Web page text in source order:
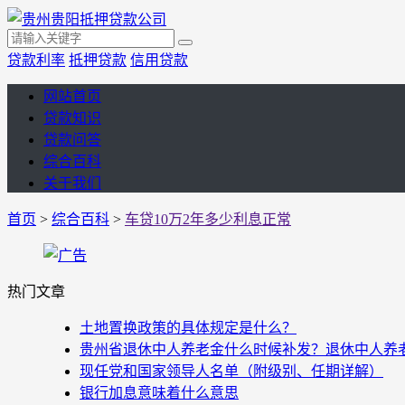
贷款利率 抵押贷款 信用贷款
网站首页
贷款知识
贷款问答
综合百科
关于我们
首页 > 综合百科 > 车贷10万2年多少利息正常
热门文章
土地置换政策的具体规定是什么？
贵州省退休中人养老金什么时候补发？退休中人养
现任党和国家领导人名单（附级别、任期详解）
银行加息意味着什么意思